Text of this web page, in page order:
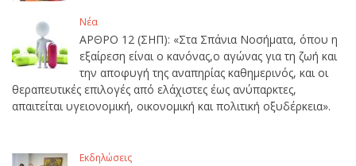
Νέα
ΑΡΘΡΟ 12 (ΣΗΠ): «Στα Σπάνια Νοσήματα, όπου η
εξαίρεση είναι ο κανόνας,ο αγώνας για τη ζωή και
την αποφυγή της αναπηρίας καθημερινός, και οι
θεραπευτικές επιλογές από ελάχιστες έως ανύπαρκτες,
απαιτείται υγειονομική, οικονομική και πολιτική οξυδέρκεια».
Εκδηλώσεις